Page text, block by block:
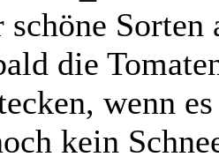
schöne
die
wenn
kein